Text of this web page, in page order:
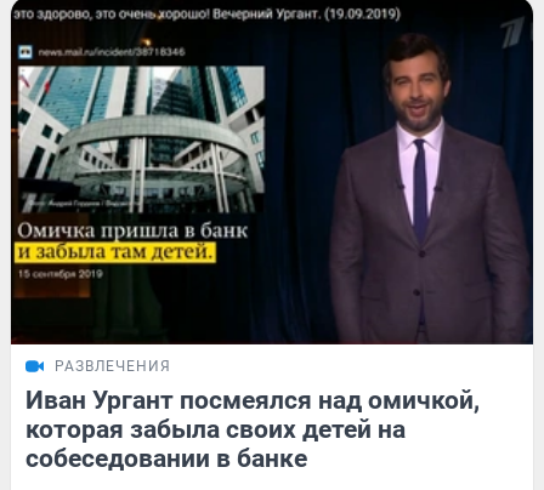
РАЗВЛЕЧЕНИЯ
Иван Ургант посмеялся над омичкой,
которая забыла своих детей на
собеседовании в банке